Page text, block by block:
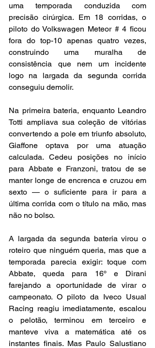
uma temporada conduzida com
precisão cirúrgica. Em 18 corridas, o
piloto do Volkswagen Meteor # 4 ficou
fora do top-10 apenas quatro vezes,
construindo uma muralha de
consistência que nem um incidente
logo na largada da segunda corrida
conseguiu demolir.
Na primeira bateria, enquanto Leandro
Totti ampliava sua coleção de vitórias
convertendo a pole em triunfo absoluto,
Giaffone optava por uma atuação
calculada. Cedeu posições no início
para Abbate e Franzoni, tratou de se
manter longe de encrenca e cruzou em
sexto — o suficiente para ir para a
última corrida com o título na mão, mas
não no bolso.
A largada da segunda bateria virou o
roteiro que ninguém queria, mas que a
temporada parecia exigir: toque com
Abbate, queda para 16º e Dirani
farejando a oportunidade de virar o
campeonato. O piloto da Iveco Usual
Racing reagiu imediatamente, escalou
o pelotão, terminou em terceiro e
manteve viva a matemática até os
instantes finais. Mas Paulo Salustiano